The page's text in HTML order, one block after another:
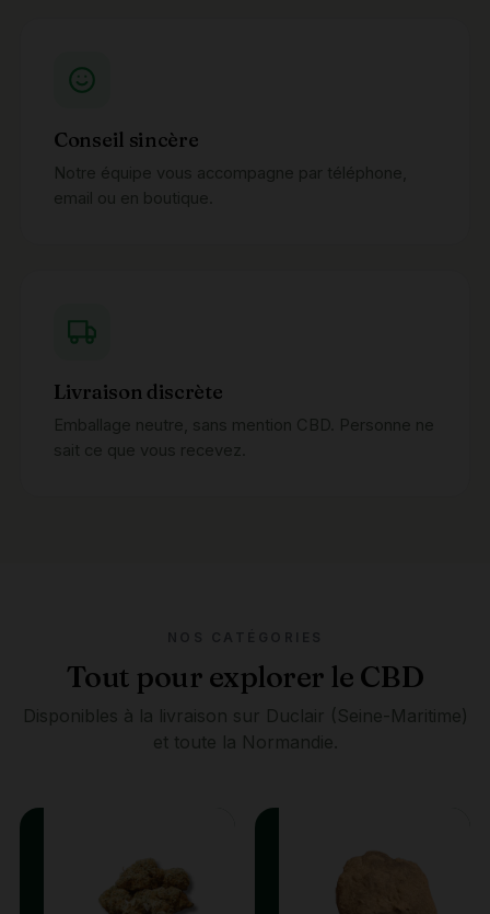
Conseil sincère
Notre équipe vous accompagne par téléphone,
email ou en boutique.
Livraison discrète
Emballage neutre, sans mention CBD. Personne ne
sait ce que vous recevez.
Tout pour explorer le CBD
Disponibles à la livraison sur Duclair (Seine-Maritime)
et toute la Normandie.